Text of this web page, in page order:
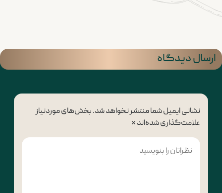
ارسال دیدگاه
نشانی ایمیل شما منتشر نخواهد شد.بخش‌های موردنیاز
علامت‌گذاری شده‌اند*